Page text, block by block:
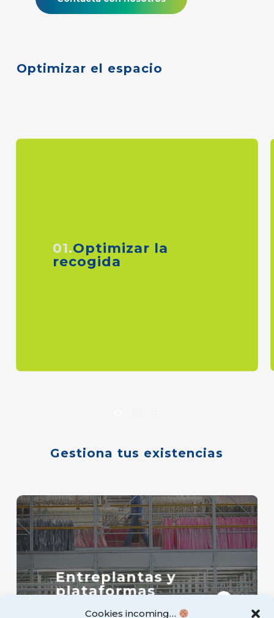
Cookies incoming…
Optimizar el espacio
01.Optimizar la
recogida
Gestiona tus existencias
Entreplantas y
plataformas